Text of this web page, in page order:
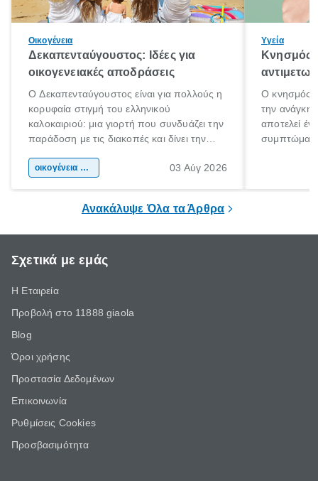
Οικογένεια
Δεκαπενταύγουστος: Ιδέες για
οικογενειακές αποδράσεις
Ο Δεκαπενταύγουστος είναι για πολλούς η
κορυφαία στιγμή του ελληνικού
καλοκαιριού: μια γιορτή που συνδυάζει την
παράδοση με τις διακοπές και δίνει την
χώρας. Είτε πρόκειται για λίγες μέρες
οικογένεια & παιδί 03 Αύγ 2026
Υγεία
Κνησμός:
Ο κνησμός
την ανάγκη
αποτελεί
Ανακάλυψε Όλα τα Άρθρα
Σχετικά με εμάς
Η Εταιρεία
Προβολή στο 11888 giaola
Blog
Όροι χρήσης
Προστασία Δεδομένων
Επικοινωνία
Ρυθμίσεις Cookies
Προσβασιμότητα